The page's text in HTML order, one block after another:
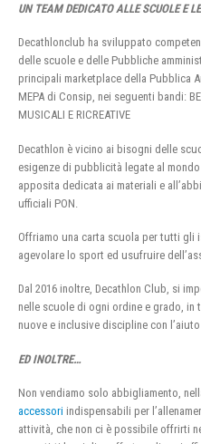
UN TEAM DEDICATO ALLE SCUOLE E
Decathlonclub ha sviluppato
delle scuole e delle Pubbliche
principali marketplace della Pubblica
MEPA di Consip, nei seguenti bandi:
MUSICALI E RICREATIVE
Decathlon è vicino ai bisogni delle
esigenze di pubblicità legate al
apposita dedicata ai materiali e
ufficiali PON.
Offriamo una carta scuola per tutti
agevolare lo sport ed usufruire
Dal 2016 inoltre, Decathlon Club, si
nelle scuole di ogni ordine e grado,
nuove e inclusive discipline con
ED INOLTRE…
Non vendiamo solo abbigliamento,
accessori indispensabili per
attività, che non ci è possibile offrirti